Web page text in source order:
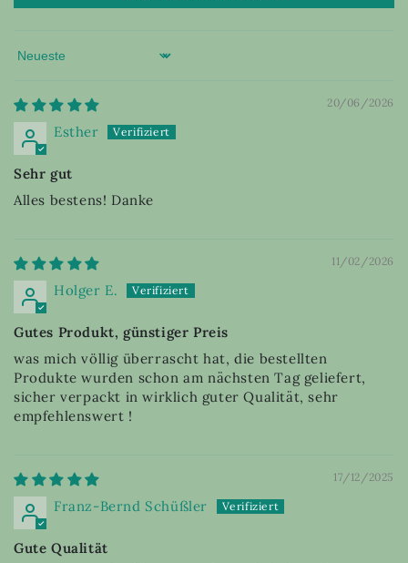
Sort by
20/06/2026
Esther
Sehr gut
Alles bestens! Danke
11/02/2026
Holger E.
Gutes Produkt, günstiger Preis
was mich völlig überrascht hat, die bestellten
Produkte wurden schon am nächsten Tag geliefert,
sicher verpackt in wirklich guter Qualität, sehr
empfehlenswert !
17/12/2025
Franz-Bernd Schüßler
Gute Qualität